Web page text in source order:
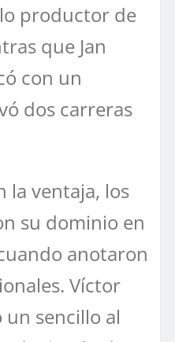
productor de
que Jan
con un
dos carreras
la ventaja, los
su dominio en
anotaron
Víctor
sencillo al